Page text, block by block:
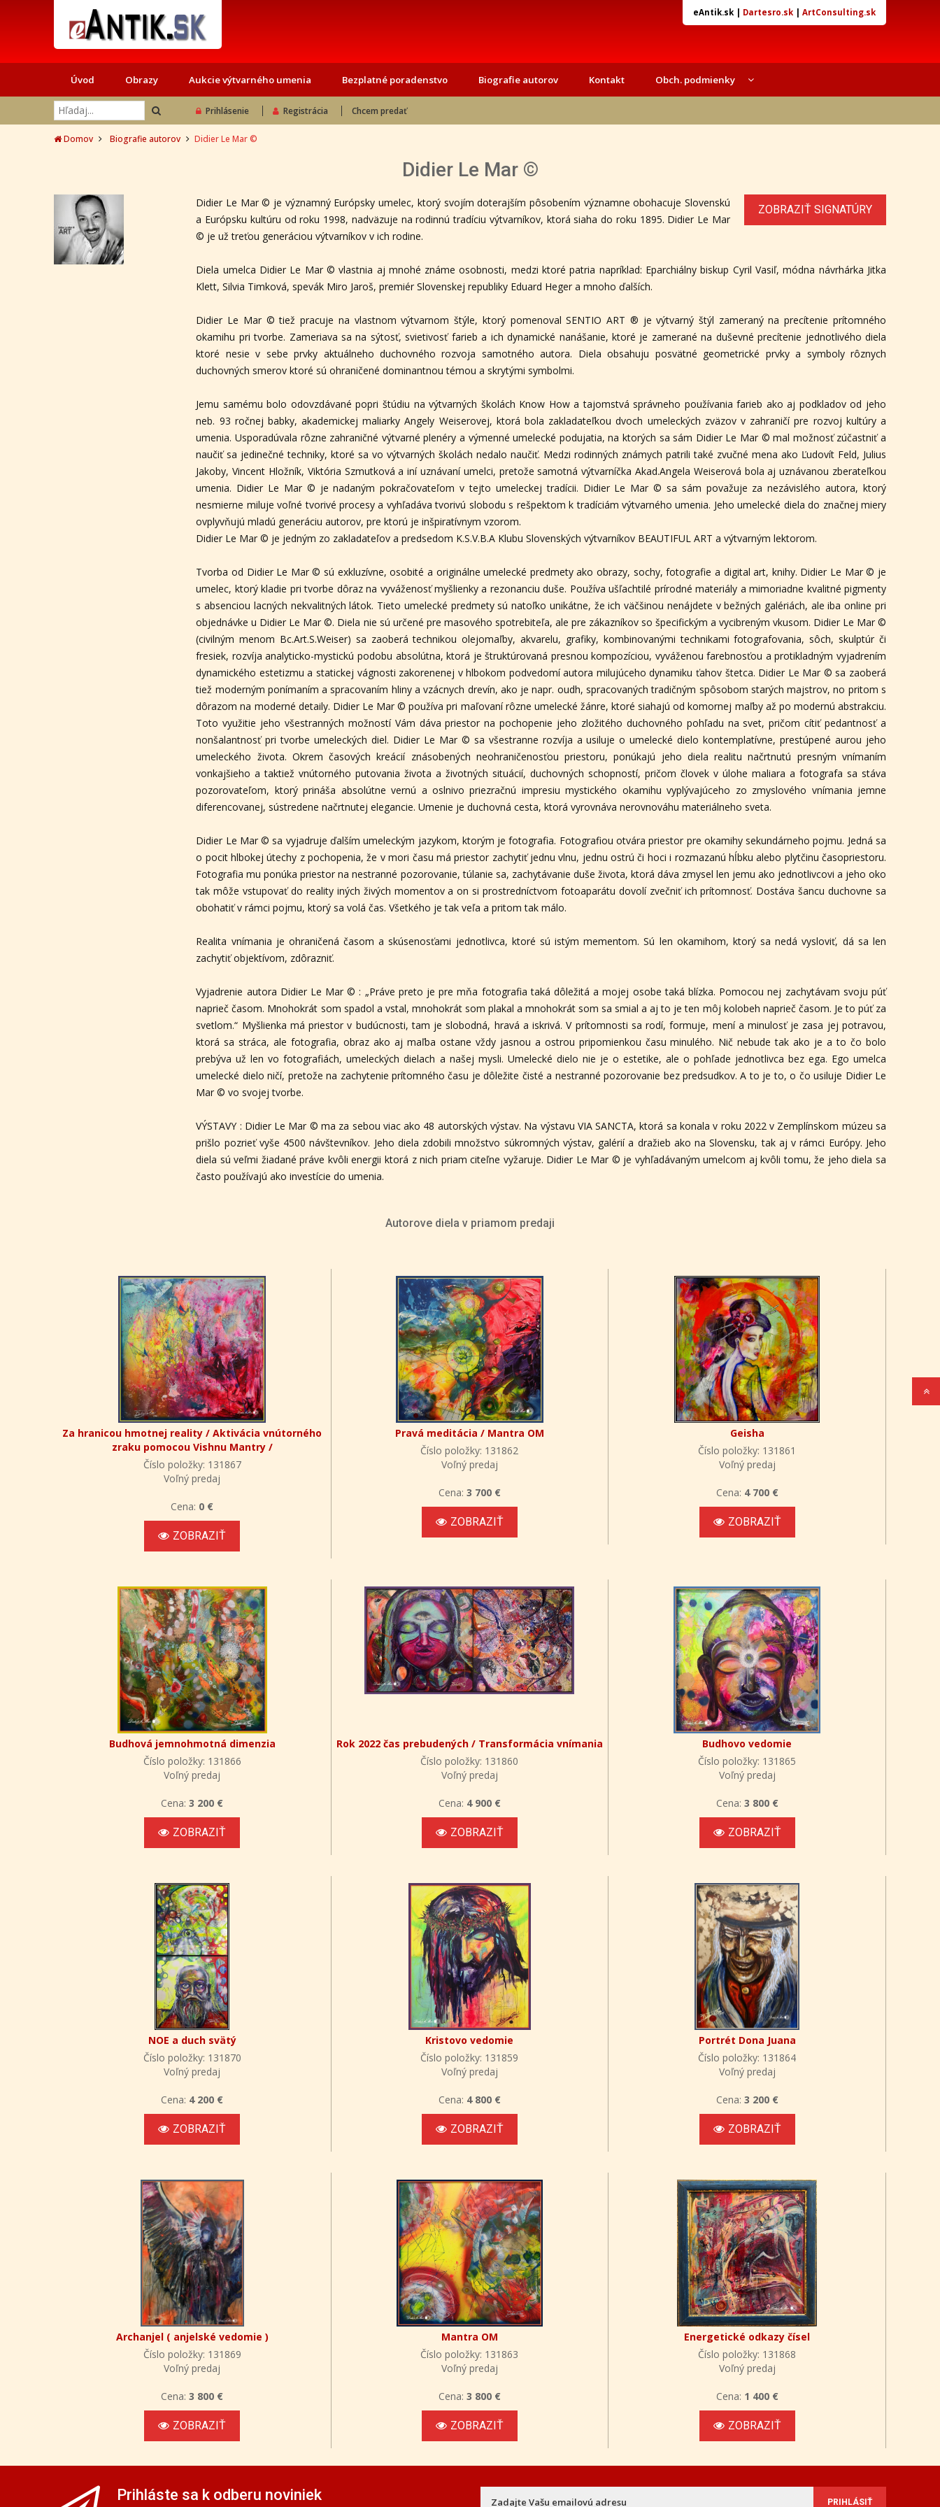
eAntik.sk| Dartesro.sk| ArtConsulting.sk
Úvod Obrazy Aukcie výtvarného umenia Bezplatné poradenstvo Biografie autorov Kontakt Obch. podmienky
Prihlásenie Registrácia Chcem predať
Domov Biografie autorov Didier Le Mar ©
Didier Le Mar ©
ZOBRAZIŤ SIGNATÚRY
Didier Le Mar © je významný Európsky umelec, ktorý svojím doterajším pôsobením významne obohacuje Slovenskú
a Európsku kultúru od roku 1998, nadväzuje na rodinnú tradíciu výtvarníkov, ktorá siaha do roku 1895. Didier Le Mar
© je už treťou generáciou výtvarníkov v ich rodine.
Diela umelca Didier Le Mar © vlastnia aj mnohé známe osobnosti, medzi ktoré patria napríklad: Eparchiálny biskup Cyril Vasiľ, módna návrhárka Jitka
Klett, Silvia Timková, spevák Miro Jaroš, premiér Slovenskej republiky Eduard Heger a mnoho ďalších.
Didier Le Mar © tiež pracuje na vlastnom výtvarnom štýle, ktorý pomenoval SENTIO ART ® je výtvarný štýl zameraný na precítenie prítomného
okamihu pri tvorbe. Zameriava sa na sýtosť, svietivosť farieb a ich dynamické nanášanie, ktoré je zamerané na duševné precítenie jednotlivého diela
ktoré nesie v sebe prvky aktuálneho duchovného rozvoja samotného autora. Diela obsahuju posvätné geometrické prvky a symboly rôznych
duchovných smerov ktoré sú ohraničené dominantnou témou a skrytými symbolmi.
Jemu samému bolo odovzdávané popri štúdiu na výtvarných školách Know How a tajomstvá správneho používania farieb ako aj podkladov od jeho
neb. 93 ročnej babky, akademickej maliarky Angely Weiserovej, ktorá bola zakladateľkou dvoch umeleckých zväzov v zahraničí pre rozvoj kultúry a
umenia. Usporadúvala rôzne zahraničné výtvarné plenéry a výmenné umelecké podujatia, na ktorých sa sám Didier Le Mar © mal možnosť zúčastniť a
naučiť sa jedinečné techniky, ktoré sa vo výtvarných školách nedalo naučiť. Medzi rodinných známych patrili také zvučné mena ako Ľudovít Feld, Julius
Jakoby, Vincent Hložník, Viktória Szmutková a iní uznávaní umelci, pretože samotná výtvarníčka Akad.Angela Weiserová bola aj uznávanou zberateľkou
umenia. Didier Le Mar © je nadaným pokračovateľom v tejto umeleckej tradícii. Didier Le Mar © sa sám považuje za nezávislého autora, ktorý
nesmierne miluje voľné tvorivé procesy a vyhľadáva tvorivú slobodu s rešpektom k tradíciám výtvarného umenia. Jeho umelecké diela do značnej miery
ovplyvňujú mladú generáciu autorov, pre ktorú je inšpiratívnym vzorom.
Didier Le Mar © je jedným zo zakladateľov a predsedom K.S.V.B.A Klubu Slovenských výtvarníkov BEAUTIFUL ART a výtvarným lektorom.
Tvorba od Didier Le Mar © sú exkluzívne, osobité a originálne umelecké predmety ako obrazy, sochy, fotografie a digital art, knihy. Didier Le Mar © je
umelec, ktorý kladie pri tvorbe dôraz na vyváženosť myšlienky a rezonanciu duše. Používa ušľachtilé prírodné materiály a mimoriadne kvalitné pigmenty
s absenciou lacných nekvalitných látok. Tieto umelecké predmety sú natoľko unikátne, že ich väčšinou nenájdete v bežných galériách, ale iba online pri
objednávke u Didier Le Mar ©. Diela nie sú určené pre masového spotrebiteľa, ale pre zákazníkov so špecifickým a vycibreným vkusom. Didier Le Mar ©
(civilným menom Bc.Art.S.Weiser) sa zaoberá technikou olejomaľby, akvarelu, grafiky, kombinovanými technikami fotografovania, sôch, skulptúr či
fresiek, rozvíja analyticko-mystickú podobu absolútna, ktorá je štruktúrovaná presnou kompozíciou, vyváženou farebnosťou a protikladným vyjadrením
dynamického estetizmu a statickej vágnosti zakorenenej v hlbokom podvedomí autora milujúceho dynamiku ťahov štetca. Didier Le Mar © sa zaoberá
tiež moderným ponímaním a spracovaním hliny a vzácnych drevín, ako je napr. oudh, spracovaných tradičným spôsobom starých majstrov, no pritom s
dôrazom na moderné detaily. Didier Le Mar © používa pri maľovaní rôzne umelecké žánre, ktoré siahajú od komornej maľby až po modernú abstrakciu.
Toto využitie jeho všestranných možností Vám dáva priestor na pochopenie jeho zložitého duchovného pohľadu na svet, pričom cítiť pedantnosť a
nonšalantnosť pri tvorbe umeleckých diel. Didier Le Mar © sa všestranne rozvíja a usiluje o umelecké dielo kontemplatívne, prestúpené aurou jeho
umeleckého života. Okrem časových kreácií znásobených neohraničenosťou priestoru, ponúkajú jeho diela realitu načrtnutú presným vnímaním
vonkajšieho a taktiež vnútorného putovania života a životných situácií, duchovných schopností, pričom človek v úlohe maliara a fotografa sa stáva
pozorovateľom, ktorý prináša absolútne vernú a oslnivo priezračnú impresiu mystického okamihu vyplývajúceho zo zmyslového vnímania jemne
diferencovanej, sústredene načrtnutej elegancie. Umenie je duchovná cesta, ktorá vyrovnáva nerovnováhu materiálneho sveta.
Didier Le Mar © sa vyjadruje ďalším umeleckým jazykom, ktorým je fotografia. Fotografiou otvára priestor pre okamihy sekundárneho pojmu. Jedná sa
o pocit hlbokej útechy z pochopenia, že v mori času má priestor zachytiť jednu vlnu, jednu ostrú či hoci i rozmazanú hĺbku alebo plytčinu časopriestoru.
Fotografia mu ponúka priestor na nestranné pozorovanie, túlanie sa, zachytávanie duše života, ktorá dáva zmysel len jemu ako jednotlivcovi a jeho oko
tak môže vstupovať do reality iných živých momentov a on si prostredníctvom fotoaparátu dovolí zvečniť ich prítomnosť. Dostáva šancu duchovne sa
obohatiť v rámci pojmu, ktorý sa volá čas. Všetkého je tak veľa a pritom tak málo.
Realita vnímania je ohraničená časom a skúsenosťami jednotlivca, ktoré sú istým mementom. Sú len okamihom, ktorý sa nedá vysloviť, dá sa len
zachytiť objektívom, zdôrazniť.
Vyjadrenie autora Didier Le Mar © : „Práve preto je pre mňa fotografia taká dôležitá a mojej osobe taká blízka. Pomocou nej zachytávam svoju púť
naprieč časom. Mnohokrát som spadol a vstal, mnohokrát som plakal a mnohokrát som sa smial a aj to je ten môj kolobeh naprieč časom. Je to púť za
svetlom.“ Myšlienka má priestor v budúcnosti, tam je slobodná, hravá a iskrivá. V prítomnosti sa rodí, formuje, mení a minulosť je zasa jej potravou,
ktorá sa stráca, ale fotografia, obraz ako aj maľba ostane vždy jasnou a ostrou pripomienkou času minulého. Nič nebude tak ako je a to čo bolo
prebýva už len vo fotografiách, umeleckých dielach a našej mysli. Umelecké dielo nie je o estetike, ale o pohľade jednotlivca bez ega. Ego umelca
umelecké dielo ničí, pretože na zachytenie prítomného času je dôležite čisté a nestranné pozorovanie bez predsudkov. A to je to, o čo usiluje Didier Le
Mar © vo svojej tvorbe.
VÝSTAVY : Didier Le Mar © ma za sebou viac ako 48 autorských výstav. Na výstavu VIA SANCTA, ktorá sa konala v roku 2022 v Zemplínskom múzeu sa
prišlo pozrieť vyše 4500 návštevníkov. Jeho diela zdobili množstvo súkromných výstav, galérií a dražieb ako na Slovensku, tak aj v rámci Európy. Jeho
diela sú veľmi žiadané práve kvôli energii ktorá z nich priam citeľne vyžaruje. Didier Le Mar © je vyhľadávaným umelcom aj kvôli tomu, že jeho diela sa
často používajú ako investície do umenia.
Autorove diela v priamom predaji
Za hranicou hmotnej reality / Aktivácia vnútorného
zraku pomocou Vishnu Mantry /
Číslo položky: 131867
Voľný predaj
Cena: 0 €
ZOBRAZIŤ
Pravá meditácia / Mantra OM
Číslo položky: 131862
Voľný predaj
Cena: 3 700 €
ZOBRAZIŤ
Geisha
Číslo položky: 131861
Voľný predaj
Cena: 4 700 €
ZOBRAZIŤ
Budhová jemnohmotná dimenzia
Číslo položky: 131866
Voľný predaj
Cena:3 200 €
ZOBRAZIŤ
Rok 2022 čas prebudených / Transformácia vnímania
Číslo položky: 131860
Voľný predaj
Cena: 4 900 €
ZOBRAZIŤ
Budhovo vedomie
Číslo položky: 131865
Voľný predaj
Cena: 3 800 €
ZOBRAZIŤ
NOE a duch svätý
Číslo položky: 131870
Voľný predaj
Cena: 4 200 €
ZOBRAZIŤ
Kristovo vedomie
Číslo položky: 131859
Voľný predaj
Cena: 4 800 €
ZOBRAZIŤ
Portrét Dona Juana
Číslo položky: 131864
Voľný predaj
Cena: 3 200 €
ZOBRAZIŤ
Archanjel ( anjelské vedomie )
Číslo položky: 131869
Voľný predaj
Cena:3 800 €
ZOBRAZIŤ
Mantra OM
Číslo položky: 131863
Voľný predaj
Cena: 3 800 €
ZOBRAZIŤ
Energetické odkazy čísel
Číslo položky: 131868
Voľný predaj
Cena: 1 400 €
ZOBRAZIŤ
Prihláste sa k odberu noviniek